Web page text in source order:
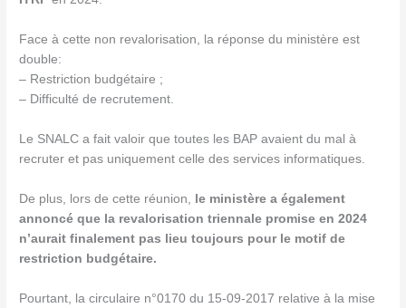
Face à cette non revalorisation, la réponse du ministère est
double:
– Restriction budgétaire ;
– Difficulté de recrutement.
Le SNALC a fait valoir que toutes les BAP avaient du mal à
recruter et pas uniquement celle des services informatiques.
De plus, lors de cette réunion,
le ministère a également
annoncé que la revalorisation triennale promise en 2024
n’aurait finalement pas lieu toujours pour le motif de
restriction budgétaire.
Pourtant, la circulaire n°0170 du 15-09-2017 relative à la mise